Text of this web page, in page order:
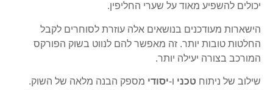
יכולים להשפיע מאוד על שערי החליפין.
הישארות מעודכנים בנושאים אלה עוזרת לסוחרים לקבל
החלטות טובות יותר. זה מאפשר להם לנווט בשוק הפורקס
המורכב בצורה יעילה יותר.
שילוב של ניתוח טכני ו-יסודי מספק הבנה מלאה של השוק.